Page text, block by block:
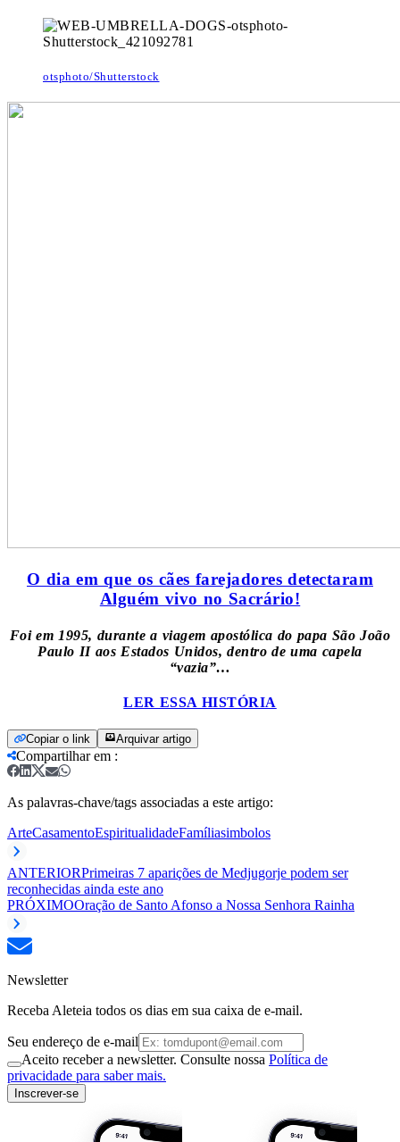
otsphoto/Shutterstock
O dia em que os cães farejadores detectaram
Alguém vivo no Sacrário!
Foi em 1995, durante a viagem apostólica do papa São João
Paulo II aos Estados Unidos, dentro de uma capela
“vazia”…
LER ESSA HISTÓRIA
Copiar o link Arquivar artigo
Compartilhar em :
As palavras-chave/tags associadas a este artigo:
ArteCasamentoEspiritualidadeFamíliasimbolos
ANTERIORPrimeiras 7 aparições de Medjugorje podem ser
reconhecidas ainda este ano
PRÓXIMOOração de Santo Afonso a Nossa Senhora Rainha
Newsletter
Receba Aleteia todos os dias em sua caixa de e-mail.
Seu endereço de e-mail
Aceito receber a newsletter. Consulte nossa Política de
privacidade para saber mais.
Inscrever-se